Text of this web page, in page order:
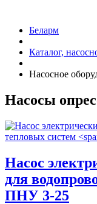
Беларм
Каталог,
Насосное
Насосы
Насос
для
ПНУ 3-25